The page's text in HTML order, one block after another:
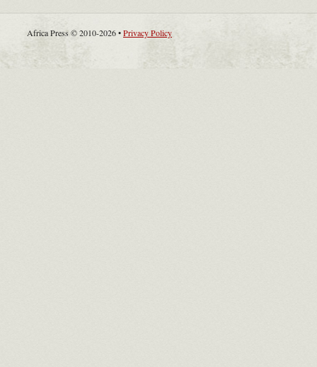
Africa Press © 2010-2026 •Privacy Policy